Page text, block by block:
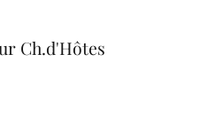
Ch.d'Hôtes